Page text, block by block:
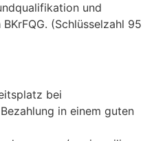
und
(Schlüsselzahl 95
bei
in einem guten